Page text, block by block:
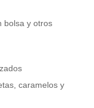
bolsa y otros
caramelos y